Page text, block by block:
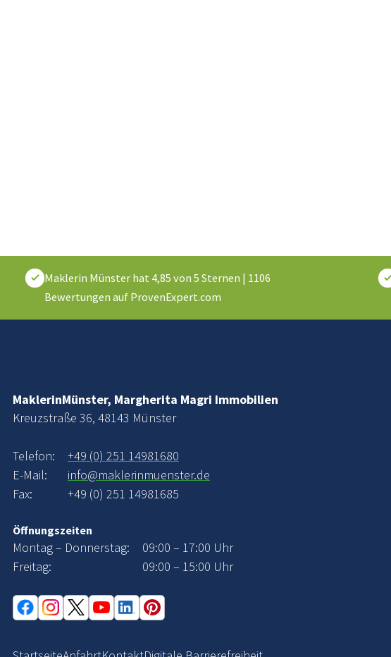
Maklerin Münster hat 4,85 von 5 Sternen | 1106
Bewertungen auf ProvenExpert.com
MaklerinMünster, Margherita Magri Immobilien
Kreuzstraße 36, 48143 Münster
Telefon:
+49 (0) 251 14981680
E-Mail:
info@maklerinmuenster.de
Fax:
+49 (0) 251 14981685
Öffnungszeiten
Montag – Donnerstag:
09:00 – 17:00 Uhr
Freitag:
09:00 – 15:00 Uhr